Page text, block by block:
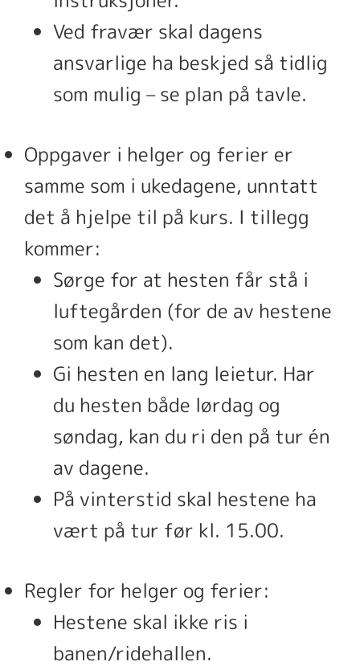
Ved fravær skal dagens
ansvarlige ha beskjed så tidlig
som mulig – se plan på tavle.
Oppgaver i helger og ferier er
samme som i ukedagene, unntatt
det å hjelpe til på kurs. I tillegg
kommer:
Sørge for at hesten får stå i
luftegården (for de av hestene
som kan det).
Gi hesten en lang leietur. Har
du hesten både lørdag og
søndag, kan du ri den på tur én
av dagene.
På vinterstid skal hestene ha
vært på tur før kl. 15.00.
Regler for helger og ferier:
Hestene skal ikke ris i
banen/ridehallen.